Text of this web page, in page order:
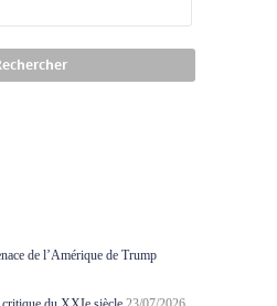
de l’Amérique de Trump